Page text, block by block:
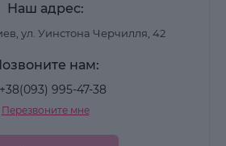
Наш адрес:
ул. Уинстона Черчилля, 42
нам:
+38(093) 995-47-38
Перезвоните мне